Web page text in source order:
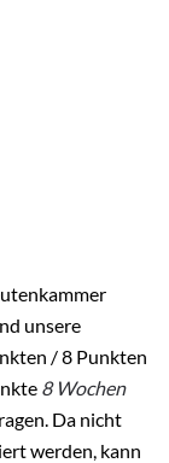
unsere
/ 8 Punkten
8 Wochen
Da nicht
werden, kann